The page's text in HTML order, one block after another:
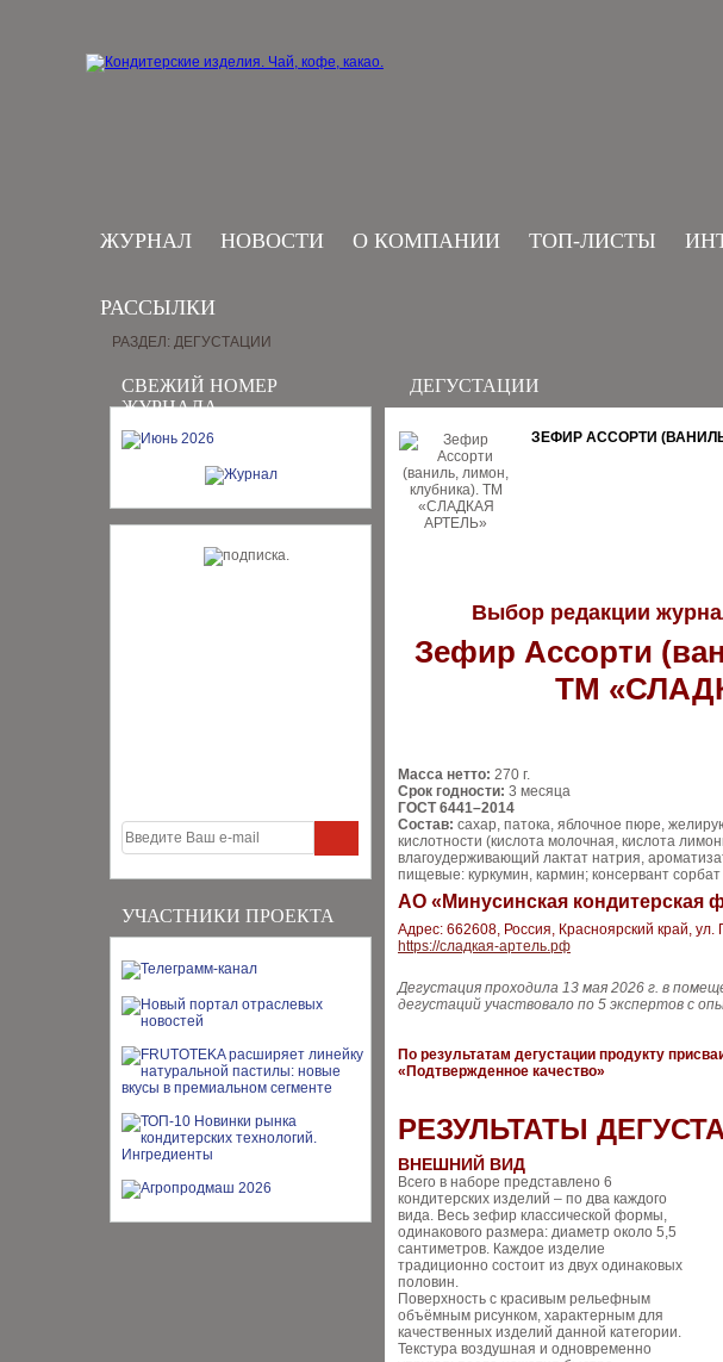
ЖУРНАЛ НОВОСТИ О КОМПАНИИ ТОП-ЛИСТЫ
РАССЫЛКИ
СВЕЖИЙ НОМЕР
ЖУРНАЛА
УЧАСТНИКИ ПРОЕКТА
РАЗДЕЛ: ДЕГУСТАЦИИ
ДЕГУСТАЦИИ
ЗЕФИР АССОРТИ
Выбор редакции
Зефир Ассорти
ТМ
Масса нетто: 270 г.
Срок годности: 3 месяца
ГОСТ 6441–2014
Состав: сахар, патока, яблочное пюре,
кислотности (кислота молочная, кислота
влагоудерживающий лактат натрия,
пищевые: куркумин, кармин; консервант сорбат
АО «Минусинская кондитерская
Адрес: 662608, Россия, Красноярский край, ул.
https://сладкая-артель.рф
Дегустация проходила 13 мая 2026 г. в
дегустаций участвовало по 5 экспертов с
По результатам дегустации продукту
«Подтвержденное качество»
РЕЗУЛЬТАТЫ
ВНЕШНИЙ ВИД
Всего в наборе представлено 6
кондитерских изделий – по два каждого
вида. Весь зефир классической формы,
одинакового размера: диаметр около 5,5
сантиметров. Каждое изделие
традиционно состоит из двух одинаковых
половин.
Поверхность с красивым рельефным
объёмным рисунком, характерным для
качественных изделий данной категории.
Текстура воздушная и одновременно